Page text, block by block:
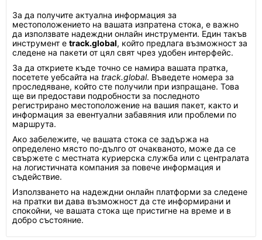
За да получите актуална информация за
местоположението на вашата изпратена стока, е важно
да използвате надеждни онлайн инструменти. Един такъв
инструмент е track.global, който предлага възможност за
следене на пакети от цял свят чрез удобен интерфейс.
За да откриете къде точно се намира вашата пратка,
посетете уебсайта на track.global. Въведете номера за
проследяване, който сте получили при изпращане. Това
ще ви предостави подробности за последното
регистрирано местоположение на вашия пакет, както и
информация за евентуални забавяния или проблеми по
маршрута.
Ако забележите, че вашата стока се задържа на
определено място по-дълго от очакваното, може да се
свържете с местната куриерска служба или с централата
на логистичната компания за повече информация и
съдействие.
Използването на надеждни онлайн платформи за следене
на пратки ви дава възможност да сте информирани и
спокойни, че вашата стока ще пристигне на време и в
добро състояние.